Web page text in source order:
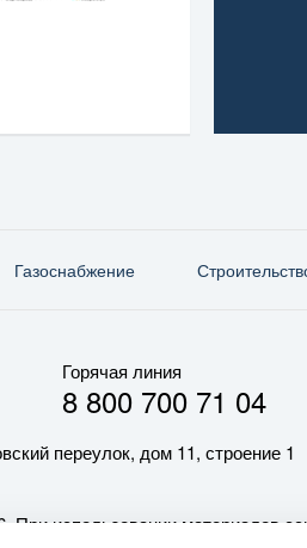
Газо­снабжение
Горячая линия
8 800 700 71 04
переулок, дом 11, строение 1
использовании материалов